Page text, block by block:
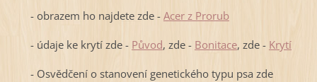
- obrazem ho najdete zde - Acer z Prorub
- údaje ke krytí zde - Původ, zde - Bonitace, zde - Krytí
- Osvědčení o stanovení genetického typu psa zde